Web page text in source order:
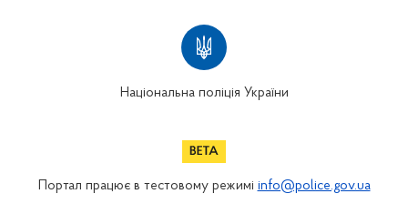
Національна поліція України
Портал працює в тестовому режимі info@police.gov.ua